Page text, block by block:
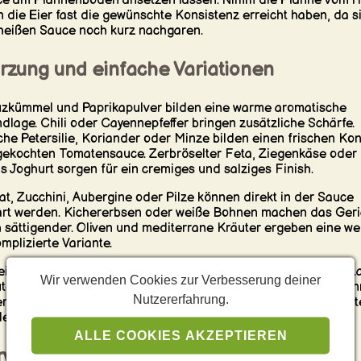
die Eier fast die gewünschte Konsistenz erreicht haben, da
Sauce noch kurz nachgaren.
und einfache Variationen
und Paprikapulver bilden eine warme aromatische
Chili oder Cayennepfeffer bringen zusätzliche Schärfe.
Petersilie, Koriander oder Minze bilden einen frischen
Tomatensauce. Zerbröselter Feta, Ziegenkäse oder
Joghurt sorgen für ein cremiges und salziges Finish.
Zucchini, Aubergine oder Pilze können direkt in der Sauce
werden. Kichererbsen oder weiße Bohnen machen das
sättigender. Oliven und mediterrane Kräuter ergeben eine
Variante.
grüne Shakshuka wird die Tomatensauce durch Spinat,
und anderes grünes Gemüse ersetzt. Kleine Portionen
in ofenfesten Förmchen für Brunch oder Buffet
Wir verwenden Cookies zur Verbesserung deiner
Nutzererfahrung.
ALLE COOKIES AKZEPTIEREN